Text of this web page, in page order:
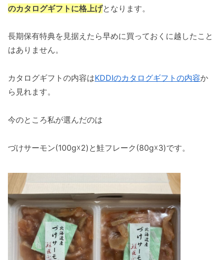
のカタログギフトに格上げとなります。
長期保有特典を見据えたら早めに買っておくに越したこと
はありません。
カタログギフトの内容はKDDIのカタログギフトの内容か
ら見れます。
今のところ私が選んだのは
づけサーモン(100g☓2)と鮭フレーク(80g☓3)です。